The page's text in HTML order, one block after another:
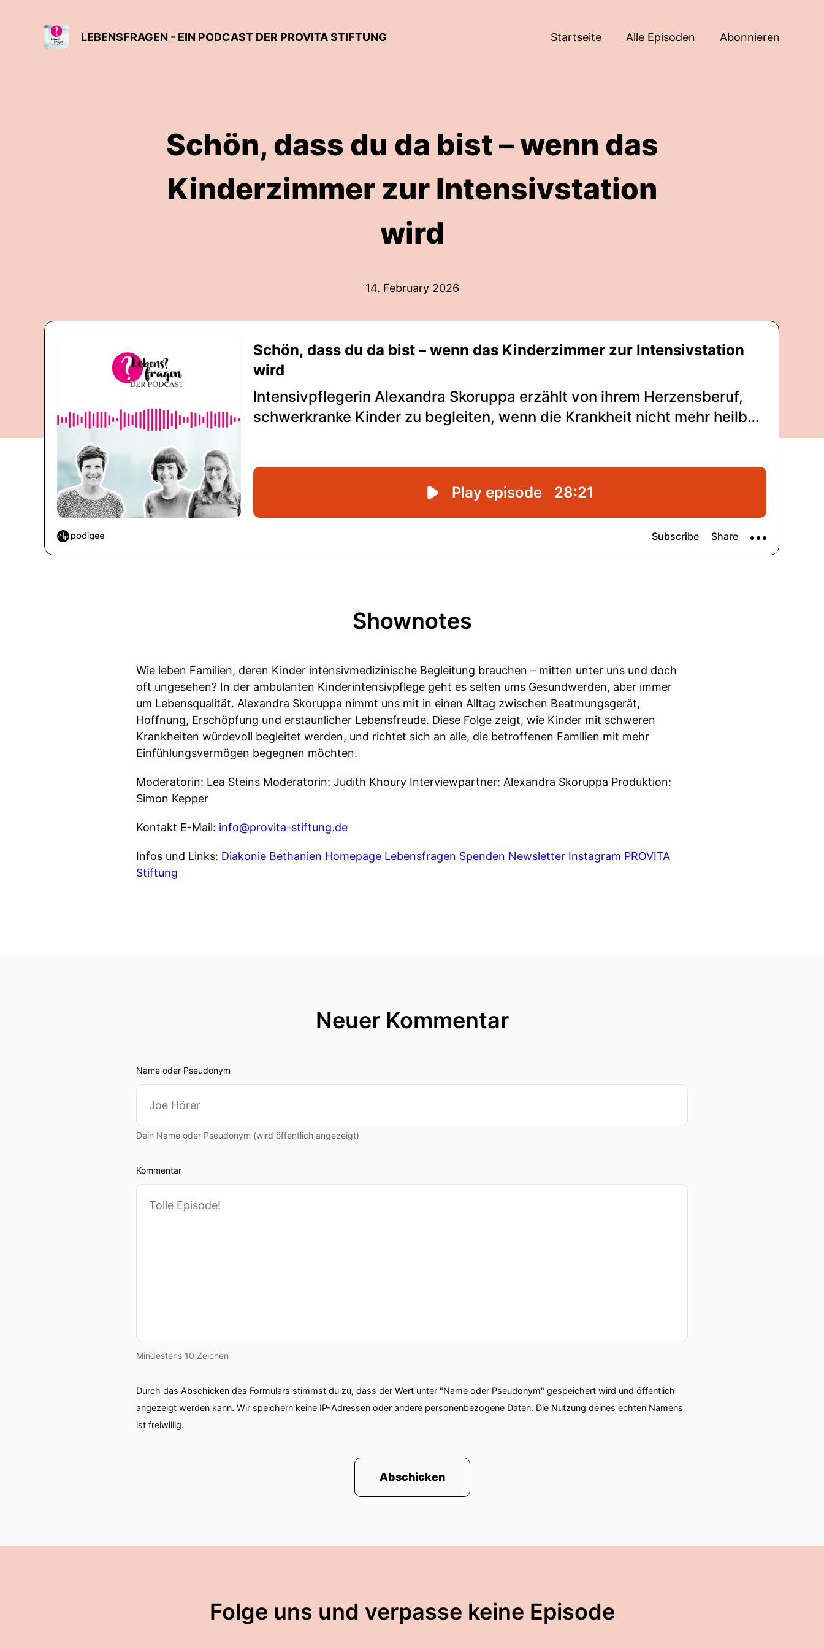
LEBENSFRAGEN - EIN PODCAST DER PROVITA STIFTUNG Startseite Alle Episoden Abonnieren
Schön, dass du da bist – wenn das
Kinderzimmer zur Intensivstation
wird
14. February 2026
Shownotes
Wie leben Familien, deren Kinder intensivmedizinische Begleitung brauchen – mitten unter uns und doch
oft ungesehen? In der ambulanten Kinderintensivpflege geht es selten ums Gesundwerden, aber immer
um Lebensqualität. Alexandra Skoruppa nimmt uns mit in einen Alltag zwischen Beatmungsgerät,
Hoffnung, Erschöpfung und erstaunlicher Lebensfreude. Diese Folge zeigt, wie Kinder mit schweren
Krankheiten würdevoll begleitet werden, und richtet sich an alle, die betroffenen Familien mit mehr
Einfühlungsvermögen begegnen möchten.
Moderatorin: Lea Steins Moderatorin: Judith Khoury Interviewpartner: Alexandra Skoruppa Produktion:
Simon Kepper
Kontakt E-Mail: info@provita-stiftung.de
Infos und Links: Diakonie Bethanien Homepage Lebensfragen Spenden Newsletter Instagram PROVITA
Stiftung
Neuer Kommentar
Name oder Pseudonym
Dein Name oder Pseudonym (wird öffentlich angezeigt)
Kommentar
Mindestens 10 Zeichen
Durch das Abschicken des Formulars stimmst du zu, dass der Wert unter "Name oder Pseudonym" gespeichert wird und öffentlich
angezeigt werden kann. Wir speichern keine IP-Adressen oder andere personenbezogene Daten. Die Nutzung deines echten Namens
ist freiwillig.
Abschicken
Folge uns und verpasse keine Episode